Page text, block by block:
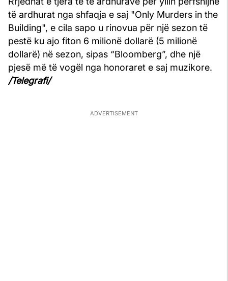
të ardhurat nga shfaqja e saj "Only Murders in the
Building", e cila sapo u rinovua për një sezon të
pestë ku ajo fiton 6 milionë dollarë (5 milionë
dollarë) në sezon, sipas “Bloomberg”, dhe një
pjesë më të vogël nga honoraret e saj muzikore.
/Telegrafi/